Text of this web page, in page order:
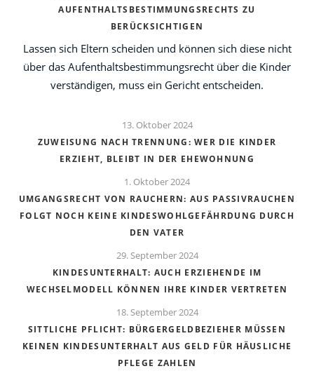
AUFENTHALTSBESTIMMUNGSRECHTS ZU
BERÜCKSICHTIGEN
Lassen sich Eltern scheiden und können sich diese nicht
über das Aufenthaltsbestimmungsrecht über die Kinder
verständigen, muss ein Gericht entscheiden.
13. Oktober 2024
ZUWEISUNG NACH TRENNUNG: WER DIE KINDER
ERZIEHT, BLEIBT IN DER EHEWOHNUNG
1. Oktober 2024
UMGANGSRECHT VON RAUCHERN: AUS PASSIVRAUCHEN
FOLGT NOCH KEINE KINDESWOHLGEFÄHRDUNG DURCH
DEN VATER
29. September 2024
KINDESUNTERHALT: AUCH ERZIEHENDE IM
WECHSELMODELL KÖNNEN IHRE KINDER VERTRETEN
18. September 2024
SITTLICHE PFLICHT: BÜRGERGELDBEZIEHER MÜSSEN
KEINEN KINDESUNTERHALT AUS GELD FÜR HÄUSLICHE
PFLEGE ZAHLEN